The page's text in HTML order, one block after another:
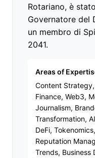
Rotariano, è
Governatore del
un membro di
2041.
Areas of
Content
Finance, Web3,
Journalism,
Transformation,
DeFi,
Reputation
Trends, Business